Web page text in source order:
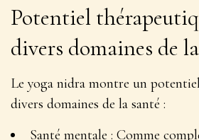
Potentiel
divers domaines de
Le yoga nidra montre un
divers domaines de la santé :
Santé mentale : Comme